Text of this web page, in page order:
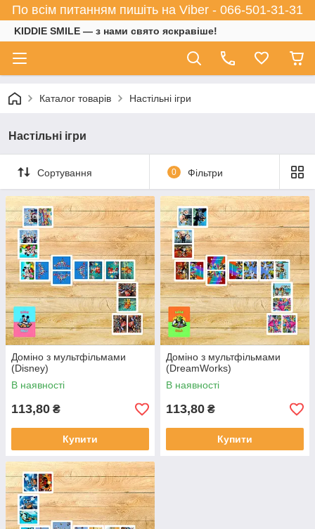
По всім питанням пишіть на Viber - 066-501-31-31
KIDDIE SMILE — з нами свято яскравіше!
Каталог товарів Настільні ігри
Настільні ігри
Сортування 0 Фільтри
Доміно з мультфільмами
(Disney)
В наявності
113,80 ₴
Купити
Доміно з мультфільмами
(DreamWorks)
В наявності
113,80 ₴
Купити